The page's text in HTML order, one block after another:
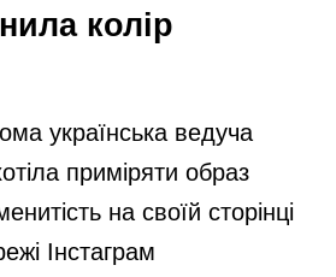
колір
українська ведуча
приміряти образ
на своїй сторінці
Інстаграм